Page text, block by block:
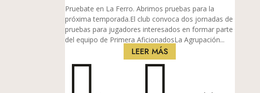
Pruebate en La Ferro. Abrimos pruebas para la
próxima temporada.El club convoca dos jornadas de
pruebas para jugadores interesados en formar parte
del equipo de Primera AficionadosLa Agrupación...
LEER MÁS